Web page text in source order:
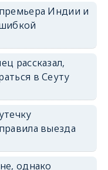
Индии и
рассказал,
в Сеуту
выезда
однако